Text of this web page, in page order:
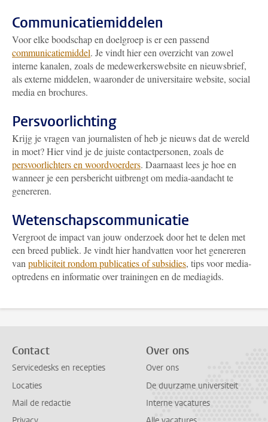
Communicatiemiddelen
Voor elke boodschap en doelgroep is er een passend
communicatiemiddel. Je vindt hier een overzicht van zowel
interne kanalen, zoals de medewerkerswebsite en nieuwsbrief,
als externe middelen, waaronder de universitaire website, social
media en brochures.
Persvoorlichting
Krijg je vragen van journalisten of heb je nieuws dat de wereld
in moet? Hier vind je de juiste contactpersonen, zoals de
persvoorlichters en woordvoerders. Daarnaast lees je hoe en
wanneer je een persbericht uitbrengt om media-aandacht te
genereren.
Wetenschapscommunicatie
Vergroot de impact van jouw onderzoek door het te delen met
een breed publiek. Je vindt hier handvatten voor het genereren
van publiciteit rondom publicaties of subsidies, tips voor media-
optredens en informatie over trainingen en de mediagids.
Contact
Servicedesks en recepties
Locaties
Mail de redactie
Over ons
Over ons
De duurzame universiteit
Interne vacatures